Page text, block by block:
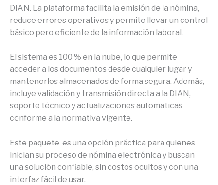
DIAN. La plataforma facilita la emisión de la nómina,
reduce errores operativos y permite llevar un control
básico pero eficiente de la información laboral.
El sistema es 100 % en la nube, lo que permite
acceder a los documentos desde cualquier lugar y
mantenerlos almacenados de forma segura. Además,
incluye validación y transmisión directa a la DIAN,
soporte técnico y actualizaciones automáticas
conforme a la normativa vigente.
Este paquete es una opción práctica para quienes
inician su proceso de nómina electrónica y buscan
una solución confiable, sin costos ocultos y con una
interfaz fácil de usar.